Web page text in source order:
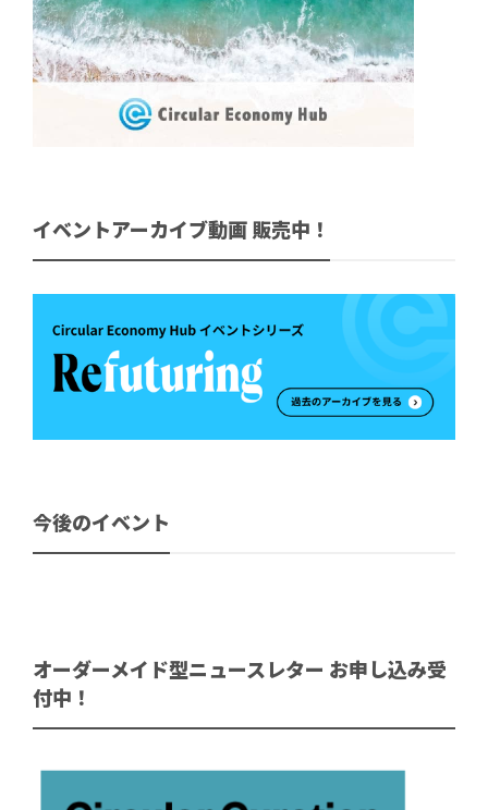
イベントアーカイブ動画 販売中！
今後のイベント
オーダーメイド型ニュースレター お申し込み受
付中！